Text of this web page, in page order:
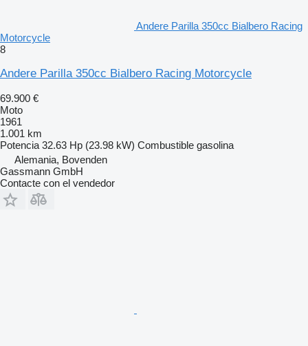
Andere Parilla 350cc Bialbero Racing
Motorcycle
8
Andere Parilla 350cc Bialbero Racing Motorcycle
69.900 €
Moto
1961
1.001 km
Potencia 32.63 Hp (23.98 kW) Combustible gasolina
Alemania, Bovenden
Gassmann GmbH
Contacte con el vendedor